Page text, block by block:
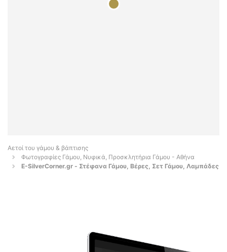
Αετοί του γάμου & βάπτισης
Φωτογραφίες Γάμου, Νυφικά, Προσκλητήρια Γάμου - Αθήνα
E-SilverCorner.gr - Στέφανα Γάμου, Βέρες, Σετ Γάμου, Λαμπάδες